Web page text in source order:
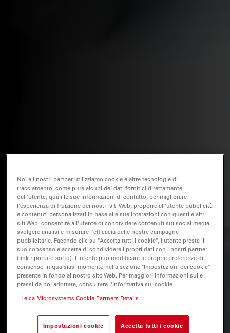
Noi e i nostri partner utilizziamo cookie e altre tecnologie di
tracciamento, come pure alcuni dei dati fornitici direttamente
dall'utente, quali le sue informazioni di contatto, per migliorare
l'esperienza di fruizione dei nostri siti Web, proporre all'utente pubblicità
e contenuti personalizzati in base alle sue interazioni con questi e altri
siti Web, consentire all'utente di condividere contenuti sui social media,
svolgere analisi e misurare l'efficacia delle nostre campagne
pubblicitarie. Facendo clic su "Accetta tutti i cookie", l'utente presta il
suo consenso e accetta di condividere i propri dati con i nostri partner
(link riportato sotto). L'utente può modificare le proprie preferenze di
consenso in qualsiasi momento nella sezione "Impostazioni dei cookie"
presente in fondo al nostro sito Web. Per maggiori informazioni sulle
prassi da noi adottate, consultare l'Informativa sui cookie
Leica Microsystems Cookie Partners Details
Impostazioni cookie Accetta tutti i cookie